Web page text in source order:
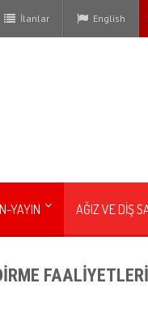
İlanlar English
YAYIN AĞIZ VE DİŞ
FAALİYETLERİ